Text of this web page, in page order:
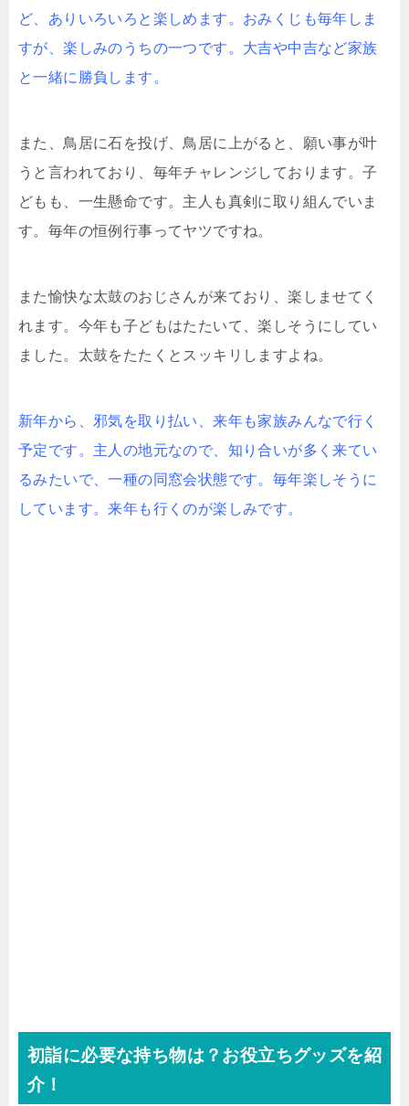
ど、ありいろいろと楽しめます。おみくじも毎年しま
すが、楽しみのうちの一つです。大吉や中吉など家族
と一緒に勝負します。
また、鳥居に石を投げ、鳥居に上がると、願い事が叶
うと言われており、毎年チャレンジしております。子
どもも、一生懸命です。主人も真剣に取り組んでいま
す。毎年の恒例行事ってヤツですね。
また愉快な太鼓のおじさんが来ており、楽しませてく
れます。今年も子どもはたたいて、楽しそうにしてい
ました。太鼓をたたくとスッキリしますよね。
新年から、邪気を取り払い、来年も家族みんなで行く
予定です。主人の地元なので、知り合いが多く来てい
るみたいで、一種の同窓会状態です。毎年楽しそうに
しています。来年も行くのが楽しみです。
初詣に必要な持ち物は？お役立ちグッズを紹
介！